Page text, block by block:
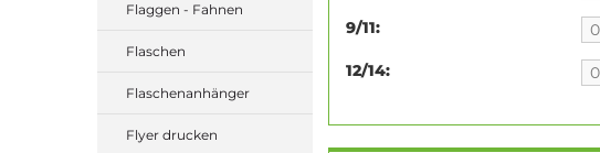
Flaggen - Fahnen
Flaschen
Flaschenanhänger
Flyer drucken
9/11:
12/14: